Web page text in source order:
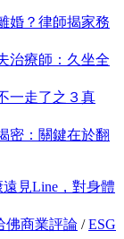
婚？律師揭家務
治療師：久坐全
一走了之３真
密：關鍵在於翻
見Line，對身體
佛商業評論 /ESG